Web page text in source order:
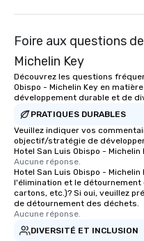
Foire aux questions
Michelin Key
Découvrez les questions
Obispo - Michelin Key en
développement durable et de
PRATIQUES DURABLES
Veuillez indiquer vos
objectif/stratégie de
Hotel San Luis Obispo -
Aucune réponse.
Hotel San Luis Obispo -
l'élimination et le
cartons, etc.)? Si oui, veuillez
de détournement des déchets.
Aucune réponse.
DIVERSITÉ ET INCLUSION